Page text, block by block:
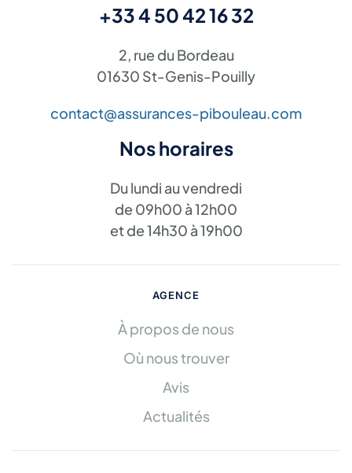
+33 4 50 42 16 32
2, rue du Bordeau
01630 St-Genis-Pouilly
contact@assurances-pibouleau.com
Nos horaires
Du lundi au vendredi
de 09h00 à 12h00
et de 14h30 à 19h00
AGENCE
À propos de nous
Où nous trouver
Avis
Actualités